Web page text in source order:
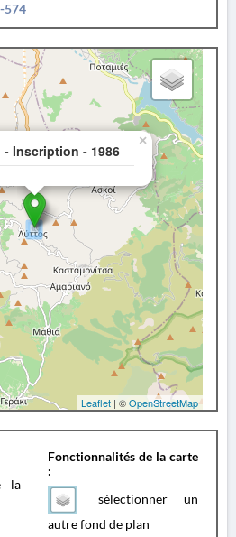
574
- Inscription - 1986
×
Leaflet | ©OpenStreetMap
la
Fonctionnalités de la carte
:
sélectionner un
autre fond de plan